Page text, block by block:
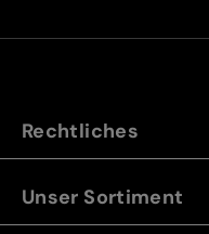
Rechtliches
Unser Sortiment